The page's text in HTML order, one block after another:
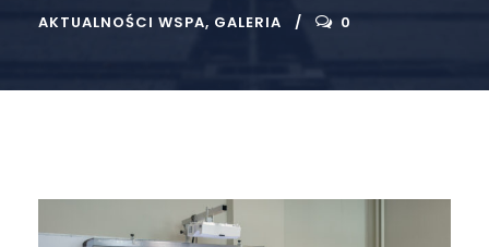
AKTUALNOŚCI WSPA, GALERIA 0